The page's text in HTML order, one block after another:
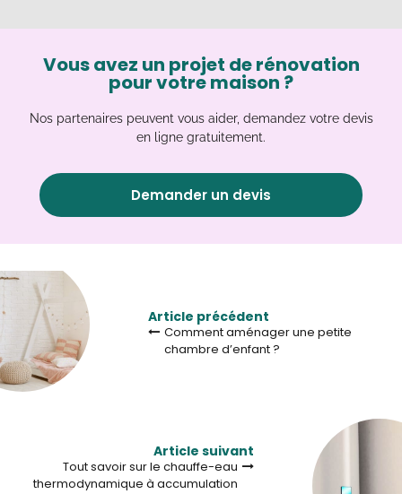
Vous avez un projet de rénovation
pour votre maison ?
Nos partenaires peuvent vous aider, demandez votre devis
en ligne gratuitement.
Demander un devis
Article précédent
Comment aménager une petite
chambre d’enfant ?
Article suivant
Tout savoir sur le chauffe-eau
thermodynamique à accumulation